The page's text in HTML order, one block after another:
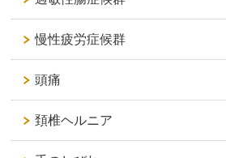
慢性疲労症候群
頭痛
頚椎ヘルニア